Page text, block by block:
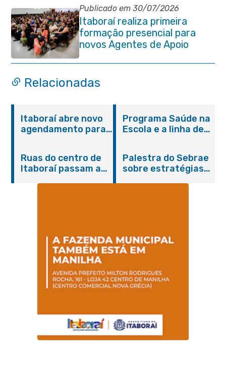
Publicado em 30/07/2026
Itaboraí realiza primeira
formação presencial para
novos Agentes de Apoio
Escolar
Relacionadas
Itaboraí abre novo
agendamento para
Programa Saúde na
Escola e a linha de
promovem
conscientização
sobre hanseníase
Ruas do centro de
Itaboraí passam a
Palestra do Sebrae
sobre estratégias